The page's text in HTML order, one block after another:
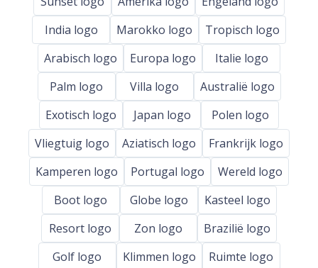
India logo
Marokko logo
Tropisch logo
Arabisch logo
Europa logo
Italie logo
Palm logo
Villa logo
Australië logo
Exotisch logo
Japan logo
Polen logo
Vliegtuig logo
Aziatisch logo
Frankrijk logo
Kamperen logo
Portugal logo
Wereld logo
Boot logo
Globe logo
Kasteel logo
Resort logo
Zon logo
Brazilië logo
Golf logo
Klimmen logo
Ruimte logo